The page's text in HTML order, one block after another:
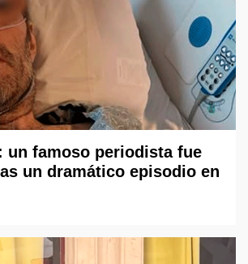
un famoso periodista fue
un dramático episodio en